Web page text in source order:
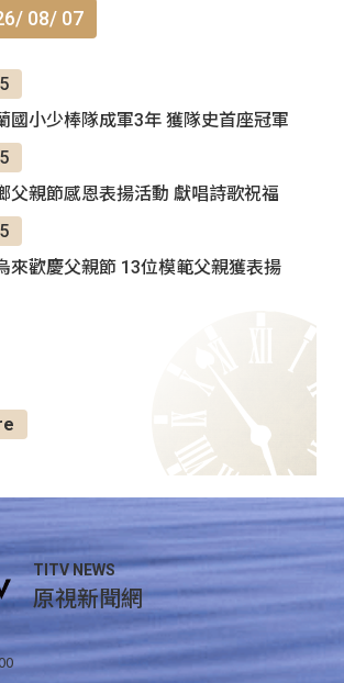
08/ 07
國小少棒隊成軍3年 獲隊史首座冠軍
父親節感恩表揚活動 獻唱詩歌祝福
來歡慶父親節 13位模範父親獲表揚
TITV NEWS
原視新聞網